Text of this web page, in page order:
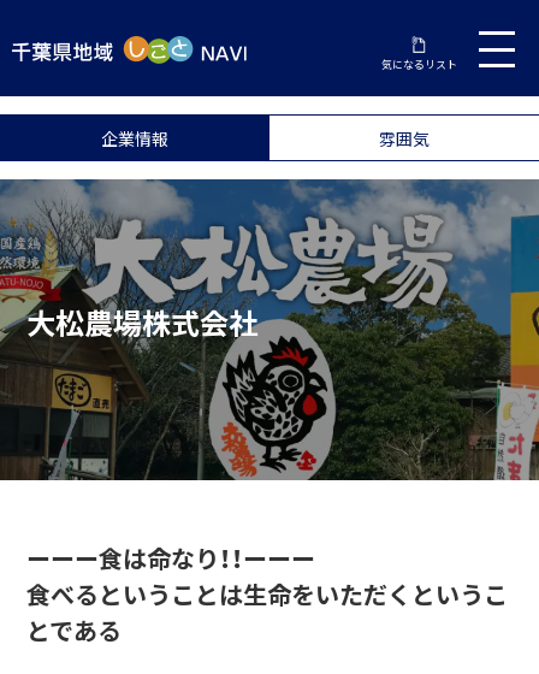
気になるリスト
企業情報 雰囲気
大松農場株式会社
ーーー食は命なり！！ーーー
食べるということは生命をいただくというこ
とである